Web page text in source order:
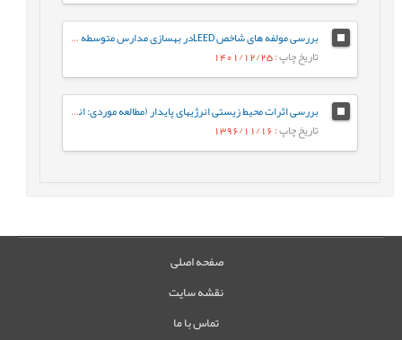
بررسی مولفه های شاخص LEEDدر بهسازی مدارس متوسطه دوم استان سمنان با رویکرد اکولوژیک
تاریخ چاپ: 1401/12/25
بررسی اثرات محیط زیستی انرژیهای پایدار (مطالعه موردی: انرژي‌هاي خورشیدی، باد و هیدروالکتریک)
تاریخ چاپ: 1396/11/16
صفحه اصلی
نقشه سایت
تماس با ما